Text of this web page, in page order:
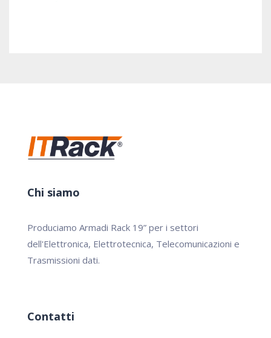
Chi siamo
Produciamo Armadi Rack 19” per i settori
dell'Elettronica, Elettrotecnica, Telecomunicazioni e
Trasmissioni dati.
Contatti